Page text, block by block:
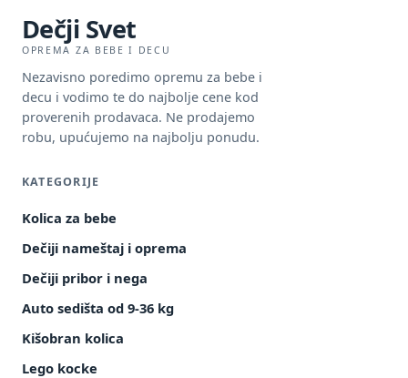
Dečji Svet
OPREMA ZA BEBE I DECU
Nezavisno poredimo opremu za bebe i
decu i vodimo te do najbolje cene kod
proverenih prodavaca. Ne prodajemo
robu, upućujemo na najbolju ponudu.
KATEGORIJE
Kolica za bebe
Dečiji nameštaj i oprema
Dečiji pribor i nega
Auto sedišta od 9-36 kg
Kišobran kolica
Lego kocke